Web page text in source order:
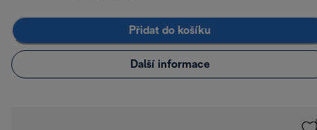
Přidat do košíku
Další informace